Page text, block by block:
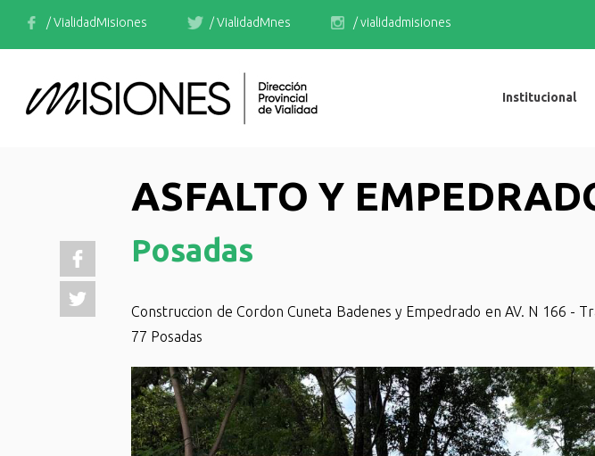
/ VialidadMisiones / VialidadMnes / vialidadmisiones
Institucional
ASFALTO Y
Posadas
Construccion de Cordon Cuneta Badenes y Empedrado en AV. N 166 -
77 Posadas